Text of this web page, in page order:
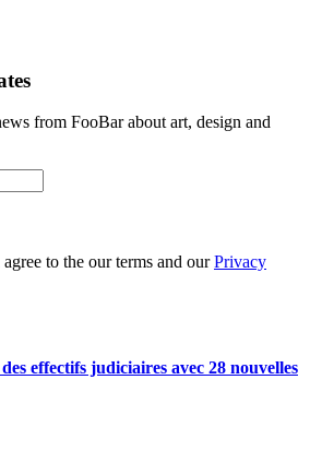
from FooBar about art, design and
to the our terms and ourPrivacy
effectifs judiciaires avec 28 nouvelles